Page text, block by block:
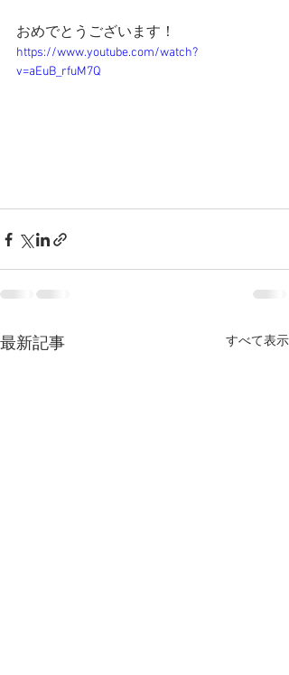
おめでとうございます！
https://www.youtube.com/watch?
v=aEuB_rfuM7Q
最新記事 すべて表示